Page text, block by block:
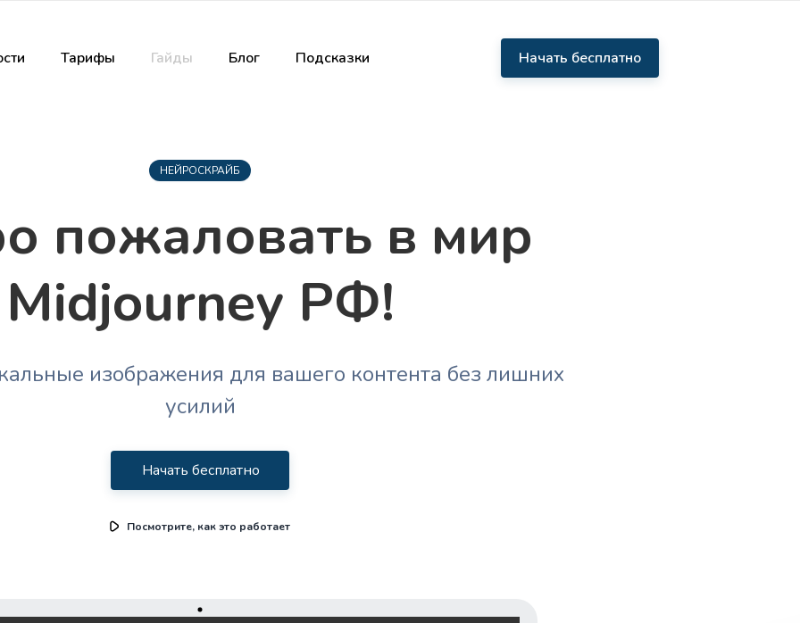
Тарифы Гайды Блог Подсказки Начать бесплатно
НЕЙРОСКРАЙБ
пожаловать в мир
Midjourney РФ!
изображения для вашего контента без лишних
усилий
Начать бесплатно
Посмотрите, как это работает